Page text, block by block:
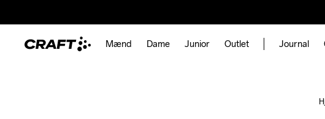
Mænd Dame Junior Outlet Journal